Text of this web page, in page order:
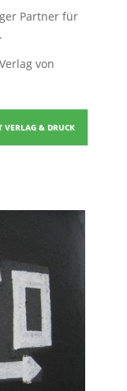
Partner für
von
VERLAG & DRUCK